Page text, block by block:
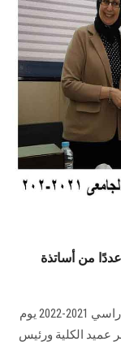
من أساتذة
عقد مجلس كلية الطب جلسته التاسعة للعام الدراسي 2021-2022 يوم
أشرف عمر عميد الكلية ورئيس